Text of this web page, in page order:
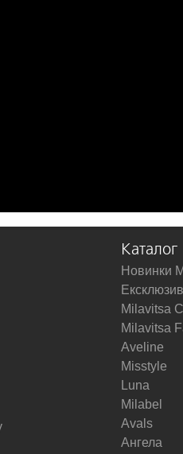
Новинки
Milavitsa
Milavitsa
Aveline
Misstyle
Luna
Milabel
Avals
Ангела